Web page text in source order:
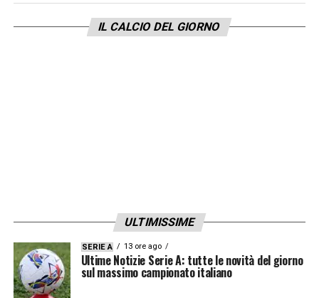
stesse rivali italiane e, in Europa, gli esami
Dortmund. Per alzare trofei, fare
IL CALCIO DEL GIORNO
ULTIMISSIME
SERIE A 13 ore ago
Ultime Notizie Serie A: tutte le novità del giorno
sul massimo campionato italiano